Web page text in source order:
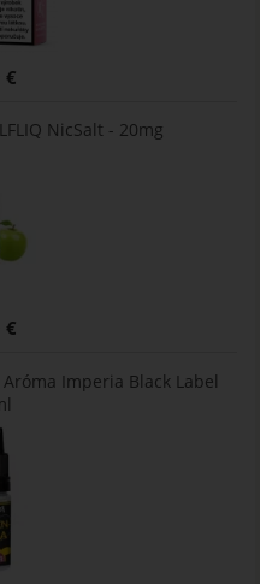
€
NicSalt - 20mg
€
Imperia Black Label